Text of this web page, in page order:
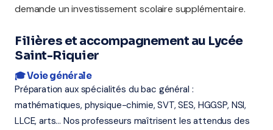
demande un investissement scolaire supplémentaire.
Filières et accompagnement au Lycée
Saint-Riquier
🎓 Voie générale
Préparation aux spécialités du bac général :
mathématiques, physique-chimie, SVT, SES, HGGSP, NSI,
LLCE, arts... Nos professeurs maîtrisent les attendus des